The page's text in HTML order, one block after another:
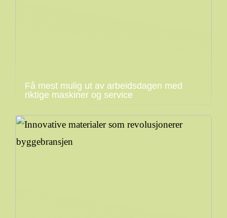
Få mest mulig ut av arbeidsdagen med
riktige maskiner og service